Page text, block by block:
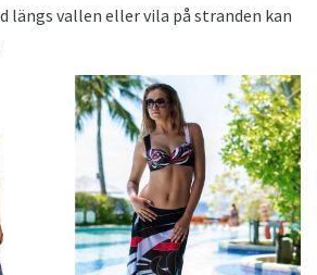
längs vallen eller vila på stranden kan